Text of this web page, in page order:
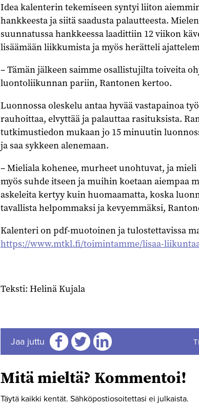
Idea kalenterin tekemiseen syntyi liiton
hankkeesta ja siitä saadusta palautteesta.
suunnatussa hankkeessa laadittiin 12 viikon
lisäämään liikkumista ja myös herätteli
– Tämän jälkeen saimme osallistujilta toiveita
luontoliikunnan pariin, Rantonen kertoo.
Luonnossa oleskelu antaa hyvää vastapainoa
rauhoittaa, elvyttää ja palauttaa rasituksista.
tutkimustiedon mukaan jo 15 minuutin
ja saa sykkeen alenemaan.
– Mieliala kohenee, murheet unohtuvat, ja
myös suhde itseen ja muihin koetaan aiempaa
askeleita kertyy kuin huomaamatta, koska
tavallista helpommaksi ja kevyemmäksi,
Kalenteri on pdf-muotoinen ja tulostettavissa
https://www.mtkl.fi/toimintamme/lisaa-
Teksti: Helinä Kujala
Jaa juttu
JaaJaaJaa
Mitä mieltä? Kommentoi!
Täytä kaikki kentät. Sähköpostiosoitettasi ei julkaista.